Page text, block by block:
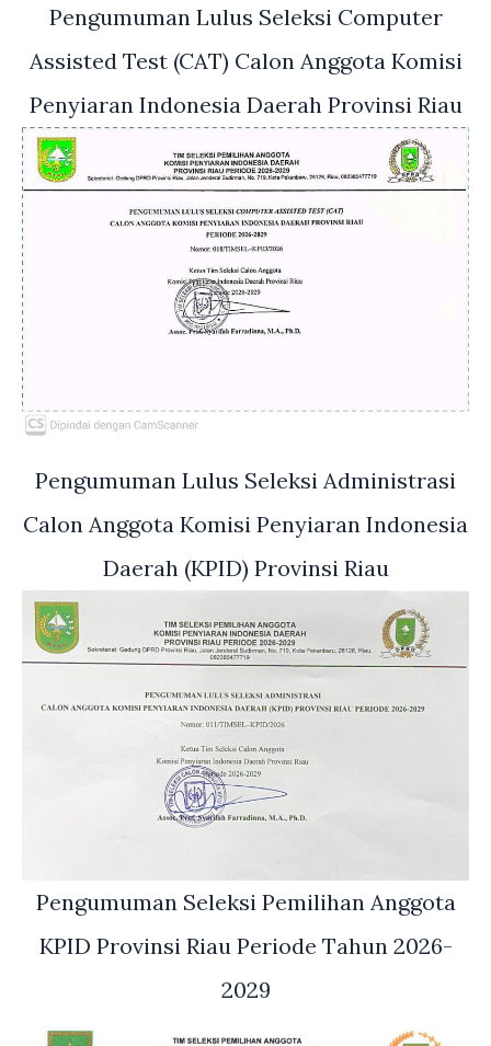
Pengumuman Lulus Seleksi Computer
Assisted Test (CAT) Calon Anggota Komisi
Penyiaran Indonesia Daerah Provinsi Riau
Pengumuman Lulus Seleksi Administrasi
Calon Anggota Komisi Penyiaran Indonesia
Daerah (KPID) Provinsi Riau
Pengumuman Seleksi Pemilihan Anggota
KPID Provinsi Riau Periode Tahun 2026-
2029